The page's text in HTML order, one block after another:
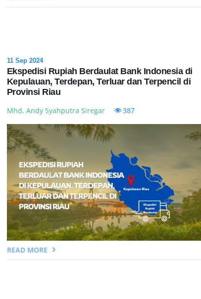
11 Sep 2024
Ekspedisi Rupiah Berdaulat Bank Indonesia di
Kepulauan, Terdepan, Terluar dan Terpencil di
Provinsi Riau
Mhd. Andy Syahputra Siregar 387
READ MORE